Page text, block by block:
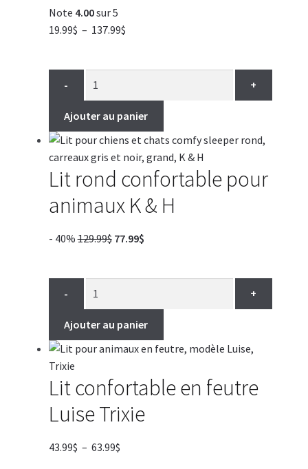
Note 4.00sur 5
19.99$ – 137.99$Plage
à
137.99$
- +
Ajouter au panier
Lit rond confortable pour
animaux K & H
- 40%129.99$ Le
129.99$.
77.99$Le
77.99$.
- +
Ajouter au panier
Lit confortable en feutre
Luise Trixie
43.99$ – 63.99$Plage